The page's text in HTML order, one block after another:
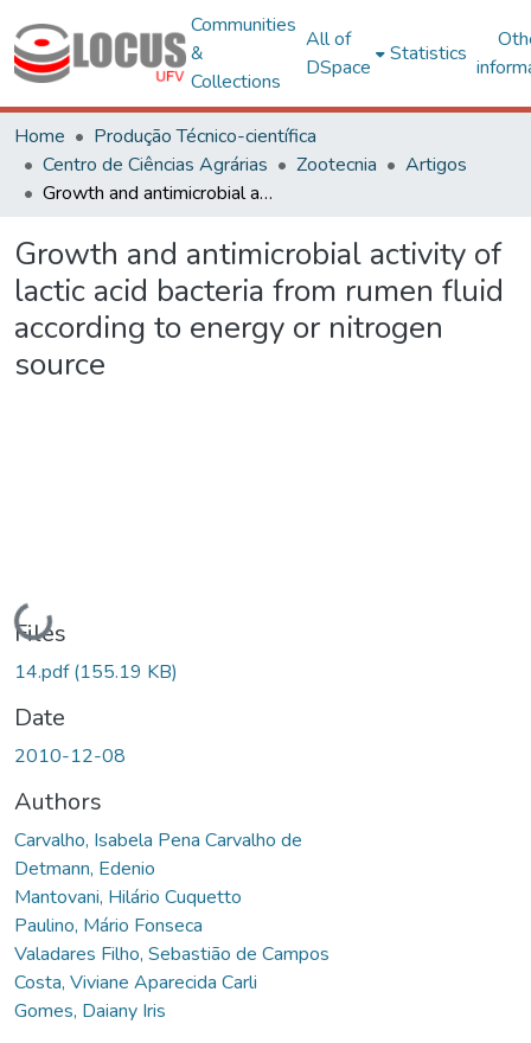
Communities
&
Collections
All of
DSpace
Statistics
Home
Produção Técnico-científica
Centro de Ciências Agrárias
Zootecnia
Artigos
Growth and antimicrobial activity of lactic acid bacteria from rumen fluid according to energy or nitrogen source
Growth and antimicrobial activity of
lactic acid bacteria from rumen fluid
according to energy or nitrogen
source
Loading...
Files
14.pdf(155.19 KB)
Date
2010-12-08
Authors
Carvalho, Isabela Pena Carvalho de
Detmann, Edenio
Mantovani, Hilário Cuquetto
Paulino, Mário Fonseca
Valadares Filho, Sebastião de Campos
Costa, Viviane Aparecida Carli
Gomes, Daiany Iris